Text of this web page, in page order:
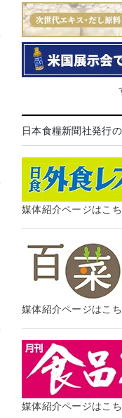
日本食糧新聞社発行
媒体紹介ページはこ
媒体紹介ページはこ
媒体紹介ページはこ